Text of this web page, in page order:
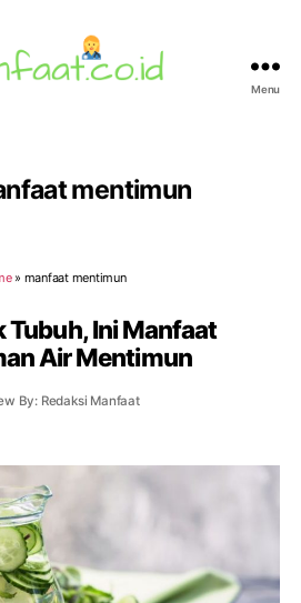
Menu
mentimun
» manfaat mentimun
Tubuh, Ini Manfaat
Air Mentimun
By: Redaksi Manfaat